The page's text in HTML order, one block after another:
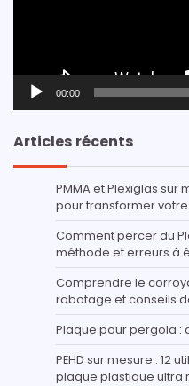
00:00
Articles récents
PMMA et Plexiglas sur
pour transformer
Comment percer du
méthode et erreurs à
Comprendre le
rabotage et conseils
Plaque pour pergola :
PEHD sur mesure : 12
plaque plastique ultra